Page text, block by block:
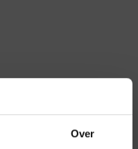
Over